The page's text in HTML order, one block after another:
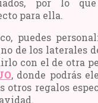
por lo
para ella.
puedes
de los laterales
con el de otra
, donde podrás
otros regalos